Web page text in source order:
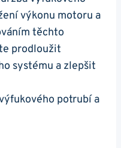
výkonu motoru a⁢
těchto
prodloužit
systému a zlepšit